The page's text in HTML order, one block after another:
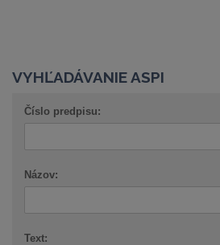
VYHĽADÁVANIE ASPI
Číslo predpisu:
Názov:
Text: